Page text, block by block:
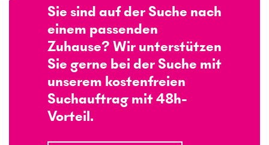
Sie sind auf der Suche nach
einem passenden
Zuhause? Wir unterstützen
Sie gerne bei der Suche mit
unserem kostenfreien
Suchauftrag mit 48h-
Vorteil.